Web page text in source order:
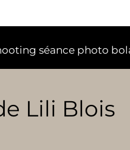
séance photo
Lili Blois